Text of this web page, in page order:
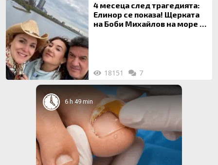
4 месеца след трагедията:
Елинор се показа! Щерката
на Боби Михайлов на море с
18151 7
6 h 49 min